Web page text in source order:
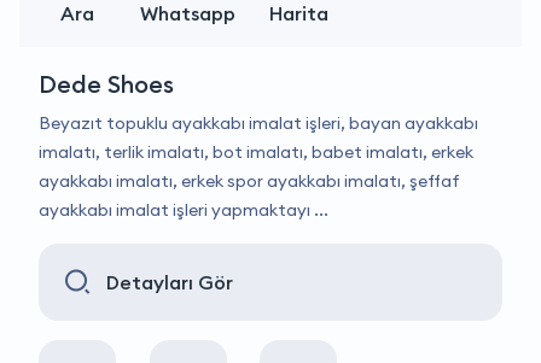
Ara Whatsapp Harita
Dede Shoes
Beyazıt topuklu ayakkabı imalat işleri, bayan ayakkabı
imalatı, terlik imalatı, bot imalatı, babet imalatı, erkek
ayakkabı imalatı, erkek spor ayakkabı imalatı, şeffaf
ayakkabı imalat işleri yapmaktayı ...
Detayları Gör